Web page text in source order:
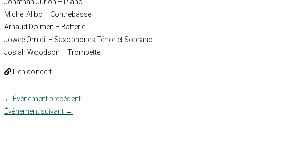
Michel Alibo – Contrebasse
Arnaud Dolmen – Batterie
Jowee Omicil – Saxophones Ténor et Soprano
Josiah Woodson – Trompette
Lien concert :
← Évènement précédent
Évènement suivant →